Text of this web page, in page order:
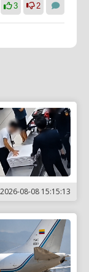
3 2
2026-08-08 15:15:13